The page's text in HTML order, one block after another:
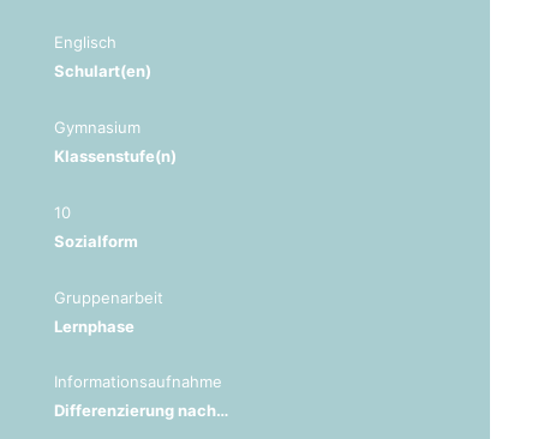
Englisch
Schulart(en)
Gymnasium
Klassenstufe(n)
10
Sozialform
Gruppenarbeit
Lernphase
Informationsaufnahme
Differenzierung nach…